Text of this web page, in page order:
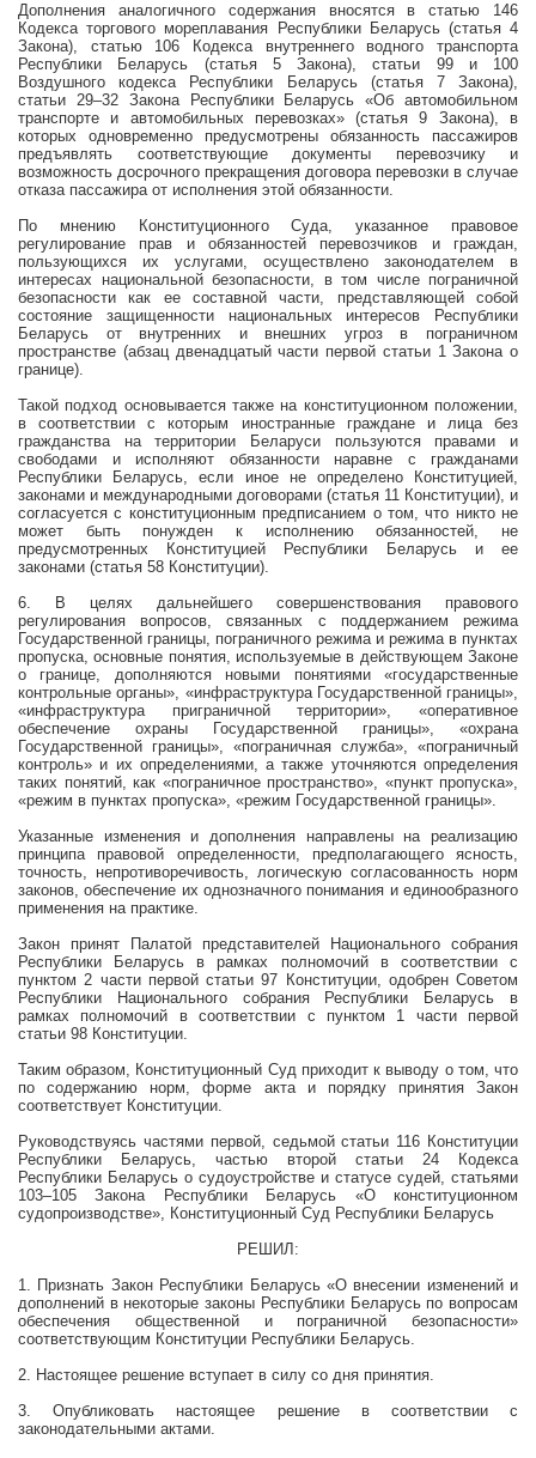
Дополнения аналогичного содержания вносятся в статью 146
Кодекса торгового мореплавания Республики Беларусь (статья 4
Закона), статью 106 Кодекса внутреннего водного транспорта
Республики Беларусь (статья 5 Закона), статьи 99 и 100
Воздушного кодекса Республики Беларусь (статья 7 Закона),
статьи 29–32 Закона Республики Беларусь «Об автомобильном
транспорте и автомобильных перевозках» (статья 9 Закона), в
которых одновременно предусмотрены обязанность пассажиров
предъявлять соответствующие документы перевозчику и
возможность досрочного прекращения договора перевозки в случае
отказа пассажира от исполнения этой обязанности.
По мнению Конституционного Суда, указанное правовое
регулирование прав и обязанностей перевозчиков и граждан,
пользующихся их услугами, осуществлено законодателем в
интересах национальной безопасности, в том числе пограничной
безопасности как ее составной части, представляющей собой
состояние защищенности национальных интересов Республики
Беларусь от внутренних и внешних угроз в пограничном
пространстве (абзац двенадцатый части первой статьи 1 Закона о
границе).
Такой подход основывается также на конституционном положении,
в соответствии с которым иностранные граждане и лица без
гражданства на территории Беларуси пользуются правами и
свободами и исполняют обязанности наравне с гражданами
Республики Беларусь, если иное не определено Конституцией,
законами и международными договорами (статья 11 Конституции), и
согласуется с конституционным предписанием о том, что никто не
может быть понужден к исполнению обязанностей, не
предусмотренных Конституцией Республики Беларусь и ее
законами (статья 58 Конституции).
6.
В целях дальнейшего совершенствования правового
регулирования вопросов, связанных с поддержанием режима
Государственной границы, пограничного режима и режима в пунктах
пропуска, основные понятия, используемые в действующем Законе
о границе, дополняются новыми понятиями «государственные
контрольные органы», «инфраструктура Государственной границы»,
«инфраструктура приграничной территории», «оперативное
обеспечение охраны Государственной границы», «охрана
Государственной границы», «пограничная служба», «пограничный
контроль» и их определениями, а также уточняются определения
таких понятий, как «пограничное пространство», «пункт пропуска»,
«режим в пунктах пропуска», «режим Государственной границы».
Указанные изменения и дополнения направлены на реализацию
принципа правовой определенности, предполагающего ясность,
точность, непротиворечивость, логическую согласованность норм
законов, обеспечение их однозначного понимания и единообразного
применения на практике.
Закон принят Палатой представителей Национального собрания
Республики Беларусь в рамках полномочий в соответствии с
пунктом 2 части первой статьи 97 Конституции, одобрен Советом
Республики Национального собрания Республики Беларусь в
рамках полномочий в соответствии с пунктом 1 части первой
статьи 98 Конституции.
Таким образом, Конституционный Суд приходит к выводу о том, что
по содержанию норм, форме акта и порядку принятия Закон
соответствует Конституции.
Руководствуясь частями первой, седьмой статьи 116 Конституции
Республики Беларусь, частью второй статьи 24 Кодекса
Республики Беларусь о судоустройстве и статусе судей, статьями
103–105 Закона Республики Беларусь «О конституционном
судопроизводстве», Конституционный Суд Республики Беларусь
РЕШИЛ:
1. Признать Закон Республики Беларусь «О внесении изменений и
дополнений в некоторые законы Республики Беларусь по вопросам
обеспечения общественной и пограничной безопасности»
соответствующим Конституции Республики Беларусь.
2. Настоящее решение вступает в силу со дня принятия.
3. Опубликовать настоящее решение в соответствии с
законодательными актами.